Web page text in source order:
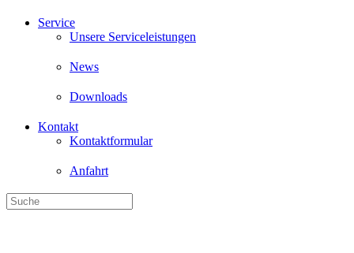
Service
Unsere Serviceleistungen
News
Downloads
Kontakt
Kontaktformular
Anfahrt